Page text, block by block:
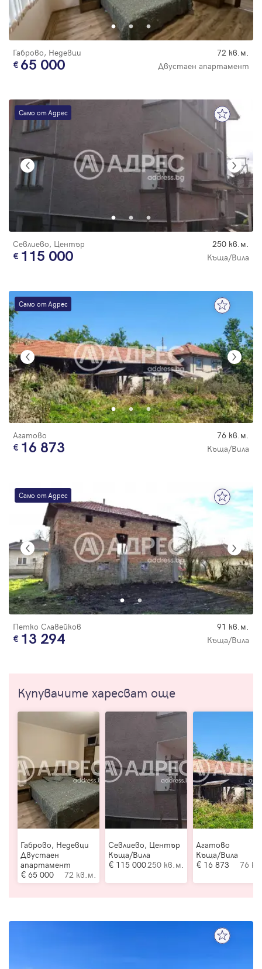
Габрово, Недевци 72 кв.м.
65 000 Двустаен апартамент
Само от Адрес
Севлиево, Център 250 кв.м.
115 000 Къща/Вила
Само от Адрес
Агатово 76 кв.м.
16 873 Къща/Вила
Само от Адрес
Петко Славейков 91 кв.м.
13 294 Къща/Вила
Купувачите харесват още
Габрово, Недевци
Двустаен
апартамент
65 000
72 кв.м.
Севлиево, Център
Къща/Вила
115 000250 кв.м.
Агатово
Къща/Вила
16 873
76
Парола